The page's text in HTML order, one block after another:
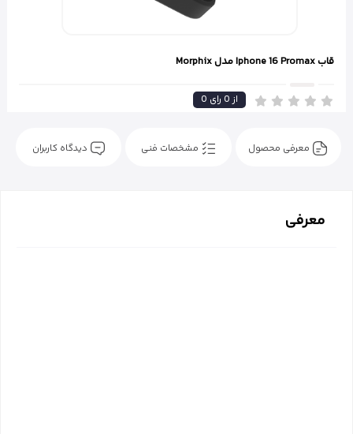
قاب Iphone 16 Promax مدل Morphix
0 از0 رای
معرفی محصول مشخصات فنی دیدگاه کاربران
معرفی